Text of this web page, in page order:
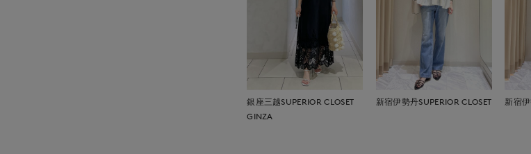
銀座三越SUPERIOR CLOSET
GINZA
新宿伊勢丹SUPERIOR CLOSET 新宿伊